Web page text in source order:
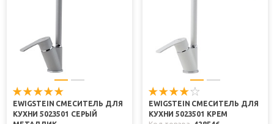
EWIGSTEIN СМЕСИТЕЛЬ ДЛЯ
КУХНИ 5023501 СЕРЫЙ
EWIGSTEIN СМЕСИТЕЛЬ ДЛЯ
КУХНИ 5023501 КРЕМ